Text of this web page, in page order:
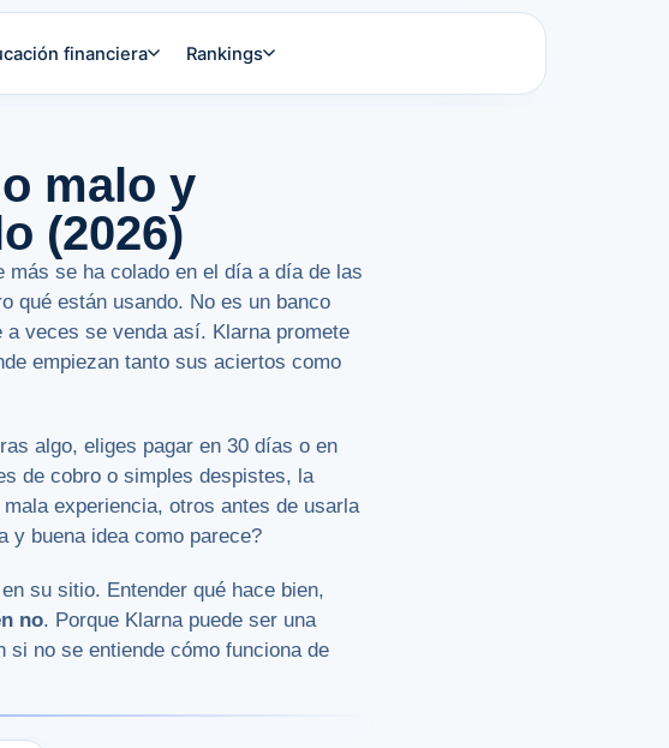
financiera Rankings
malo y
(2026)
más se ha colado en el día a día de las
qué están usando. No es un banco
a veces se venda así. Klarna promete
empiezan tanto sus aciertos como
algo, eliges pagar en 30 días o en
de cobro o simples despistes, la
experiencia, otros antes de usarla
y buena idea como parece?
su sitio. Entender qué hace bien,
no. Porque Klarna puede ser una
no se entiende cómo funciona de